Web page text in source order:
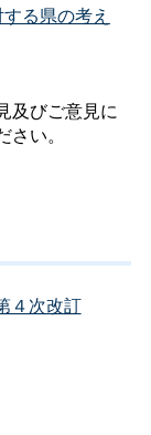
る県の考え
及びご意見に
さい。
４次改訂